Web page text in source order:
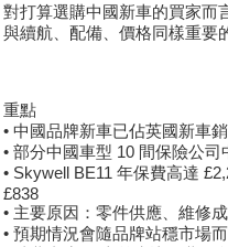
對打算選購中國新車的買家而
與續航、配備、價格同樣重要
重點
• 中國品牌新車已佔英國新車
• 部分中國車型 10 間保險公
• Skywell BE11 年保費高達
£838
• 主要原因：零件供應、維修
• 預期情況會隨品牌站穩市場